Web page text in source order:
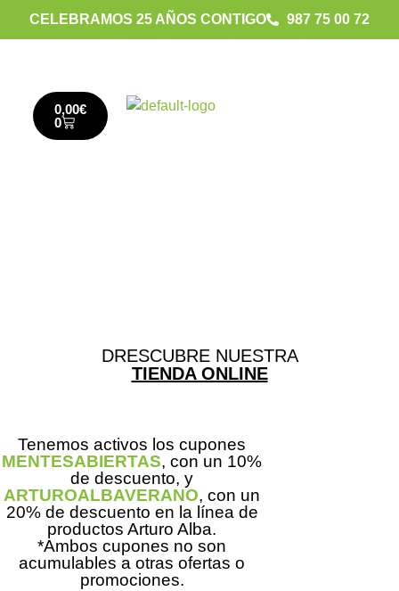
CELEBRAMOS 25 AÑOS CONTIGO 987 75 00 72
0,00€
0
DRESCUBRE NUESTRA
TIENDA ONLINE
Tenemos activos los cupones
MENTESABIERTAS, con un 10%
de descuento, y
ARTUROALBAVERANO, con un
20% de descuento en la línea de
productos Arturo Alba.
*Ambos cupones no son
acumulables a otras ofertas o
promociones.